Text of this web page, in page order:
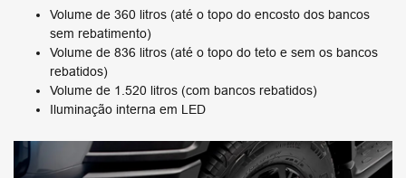
Volume de 360 litros (até o topo do encosto dos bancos
sem rebatimento)
Volume de 836 litros (até o topo do teto e sem os bancos
rebatidos)
Volume de 1.520 litros (com bancos rebatidos)
Iluminação interna em LED